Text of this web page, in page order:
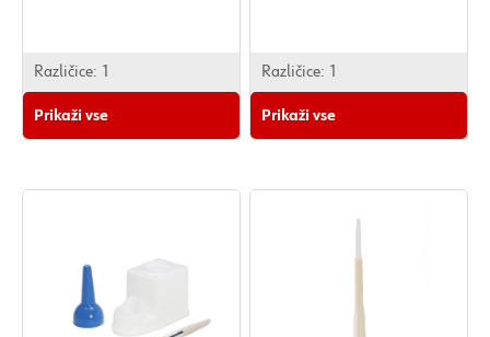
Različice: 1
Prikaži vse
ABS
• Barva:
Različice: 1
Prikaži vse